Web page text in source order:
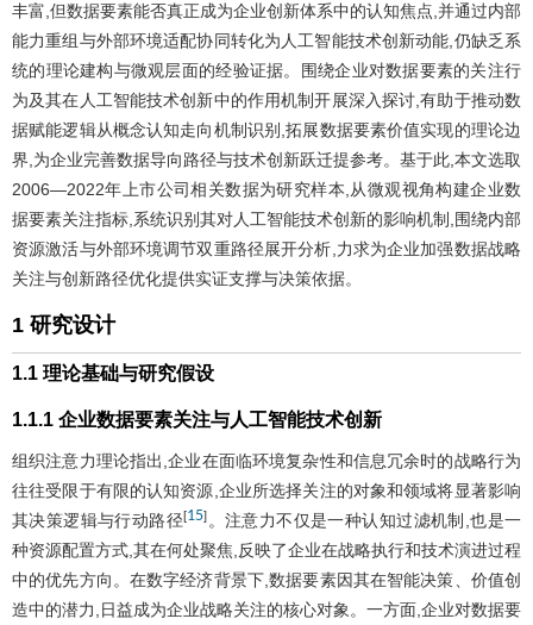
丰富,但数据要素能否真正成为企业创新体系中的认知焦点,并通过内部
能力重组与外部环境适配协同转化为人工智能技术创新动能,仍缺乏系
统的理论建构与微观层面的经验证据。围绕企业对数据要素的关注行
为及其在人工智能技术创新中的作用机制开展深入探讨,有助于推动数
据赋能逻辑从概念认知走向机制识别,拓展数据要素价值实现的理论边
界,为企业完善数据导向路径与技术创新跃迁提参考。基于此,本文选取
2006—2022年上市公司相关数据为研究样本,从微观视角构建企业数
据要素关注指标,系统识别其对人工智能技术创新的影响机制,围绕内部
资源激活与外部环境调节双重路径展开分析,力求为企业加强数据战略
关注与创新路径优化提供实证支撑与决策依据。
1 研究设计
1.1 理论基础与研究假设
1.1.1 企业数据要素关注与人工智能技术创新
组织注意力理论指出,企业在面临环境复杂性和信息冗余时的战略行为
往往受限于有限的认知资源,企业所选择关注的对象和领域将显著影响
其决策逻辑与行动路径[15] 。注意力不仅是一种认知过滤机制,也是一
种资源配置方式,其在何处聚焦,反映了企业在战略执行和技术演进过程
中的优先方向。在数字经济背景下,数据要素因其在智能决策、价值创
造中的潜力,日益成为企业战略关注的核心对象。一方面,企业对数据要